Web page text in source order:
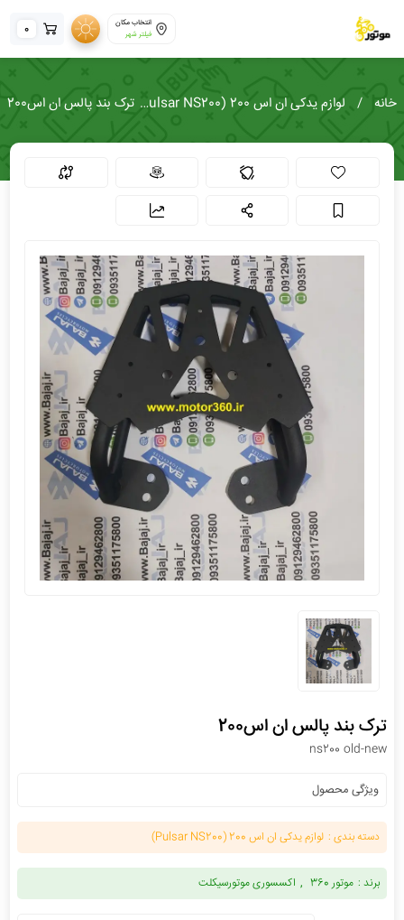
انتخاب مکان
فیلتر شهر
0
خانه لوازم یدکی ان اس 200 (Pulsar NS200) ترک بند پالس ان اس200
ترک بند پالس ان اس200
ns200 old-new
ویژگی محصول
دسته بندی : لوازم یدکی ان اس 200 (Pulsar NS200)
برند : موتور 360 اکسسوری موتورسیکلت